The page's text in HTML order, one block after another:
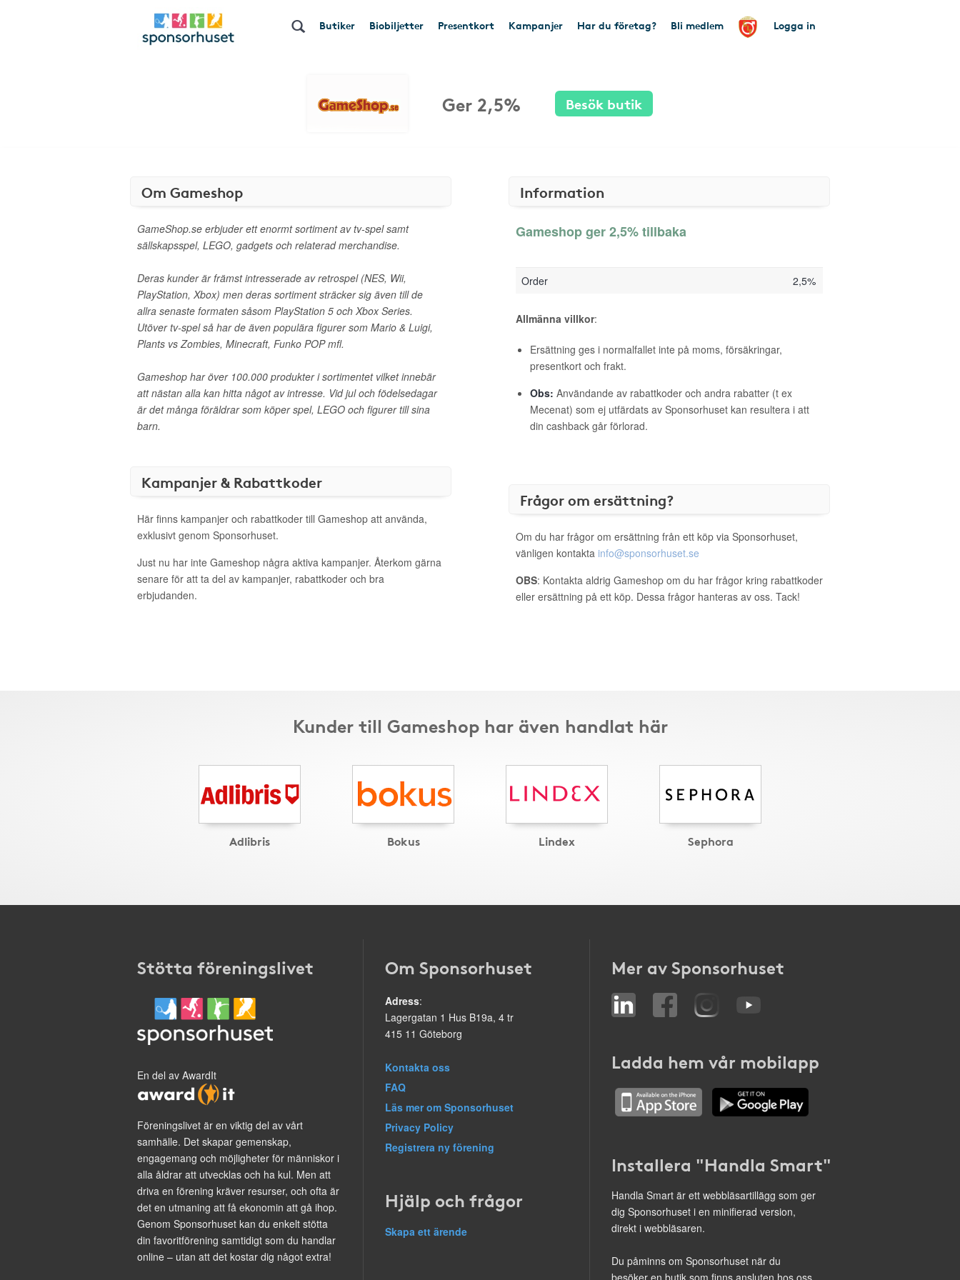
Butiker Biobiljetter Presentkort Kampanjer Har du företag? Bli medlem Logga in
Ger 2,5% Besök butik
Om Gameshop
GameShop.se erbjuder ett enormt sortiment av tv-spel samt
sällskapsspel, LEGO, gadgets och relaterad merchandise.
Deras kunder är främst intresserade av retrospel (NES, Wii,
PlayStation, Xbox) men deras sortiment sträcker sig även till de
allra senaste formaten såsom PlayStation 5 och Xbox Series.
Utöver tv-spel så har de även populära figurer som Mario & Luigi,
Plants vs Zombies, Minecraft, Funko POP mfl.
Gameshop har över 100.000 produkter i sortimentet vilket innebär
att nästan alla kan hitta något av intresse. Vid jul och födelsedagar
är det många föräldrar som köper spel, LEGO och figurer till sina
barn.
Kampanjer & Rabattkoder
Här finns kampanjer och rabattkoder till Gameshop att använda,
exklusivt genom Sponsorhuset.
Just nu har inte Gameshop några aktiva kampanjer. Återkom gärna
senare för att ta del av kampanjer, rabattkoder och bra
erbjudanden.
Information
Gameshop ger 2,5% tillbaka
Order 2,5%
Allmänna villkor:
Ersättning ges i normalfallet inte på moms, försäkringar,
presentkort och frakt.
Obs: Användande av rabattkoder och andra rabatter (t ex
Mecenat) som ej utfärdats av Sponsorhuset kan resultera i att
din cashback går förlorad.
Frågor om ersättning?
Om du har frågor om ersättning från ett köp via Sponsorhuset,
vänligen kontakta info@sponsorhuset.se
OBS: Kontakta aldrig Gameshop om du har frågor kring rabattkoder
eller ersättning på ett köp. Dessa frågor hanteras av oss. Tack!
Kunder till Gameshop har även handlat här
Adlibris Bokus Lindex Sephora
Stötta föreningslivet
En del av AwardIt
Föreningslivet är en viktig del av vårt
samhälle. Det skapar gemenskap,
engagemang och möjligheter för människor i
alla åldrar att utvecklas och ha kul. Men att
driva en förening kräver resurser, och ofta är
det en utmaning att få ekonomin att gå ihop.
Genom Sponsorhuset kan du enkelt stötta
din favoritförening samtidigt som du handlar
online – utan att det kostar dig något extra!
Om Sponsorhuset
Adress:
Lagergatan 1 Hus B19a, 4 tr
415 11 Göteborg
Kontakta oss
FAQ
Läs mer om Sponsorhuset
Privacy Policy
Registrera ny förening
Hjälp och frågor
Skapa ett ärende
Mer av Sponsorhuset
Ladda hem vår mobilapp
Installera "Handla Smart"
Handla Smart är ett webbläsartillägg som ger
dig Sponsorhuset i en minifierad version,
direkt i webbläsaren.
Du påminns om Sponsorhuset när du